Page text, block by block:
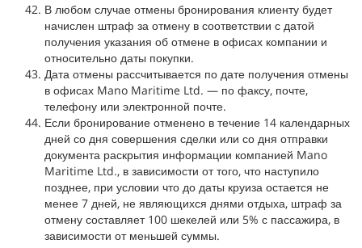
В любом случае отмены бронирования клиенту будет
начислен штраф за отмену в соответствии с датой
получения указания об отмене в офисах компании и
относительно даты покупки.
Дата отмены рассчитывается по дате получения отмены
в офисах Mano Maritime Ltd. — по факсу, почте,
телефону или электронной почте.
Если бронирование отменено в течение 14 календарных
дней со дня совершения сделки или со дня отправки
документа раскрытия информации компанией Mano
Maritime Ltd., в зависимости от того, что наступило
позднее, при условии что до даты круиза остается не
менее 7 дней, не являющихся днями отдыха, штраф за
отмену составляет 100 шекелей или 5% с пассажира, в
зависимости от меньшей суммы.